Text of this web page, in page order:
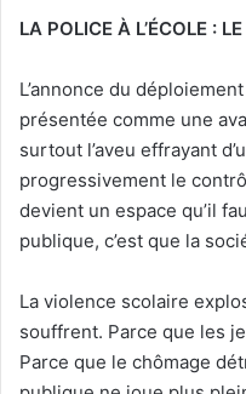
LA POLICE À L’ÉCOLE :
L’annonce du
présentée comme une
surtout l’aveu effrayant
progressivement le
devient un espace qu’il
publique, c’est que la
La violence scolaire
souffrent. Parce que les
Parce que le chômage